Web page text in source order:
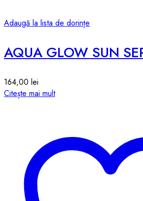
Adaugă la lista de dorințe
AQUA GLOW SUN
164,00 lei
Citește mai mult